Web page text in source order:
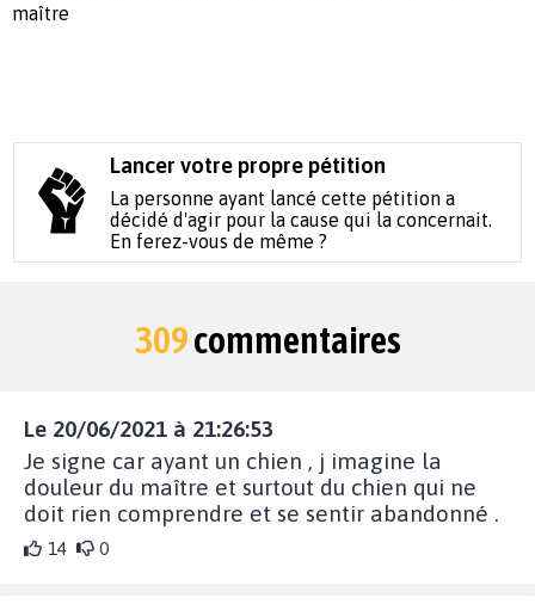
maître
Lancer votre propre pétition
La personne ayant lancé cette pétition a
décidé d'agir pour la cause qui la concernait.
En ferez-vous de même ?
309commentaires
Le 20/06/2021 à 21:26:53
Je signe car ayant un chien , j imagine la
douleur du maître et surtout du chien qui ne
doit rien comprendre et se sentir abandonné .
14 0